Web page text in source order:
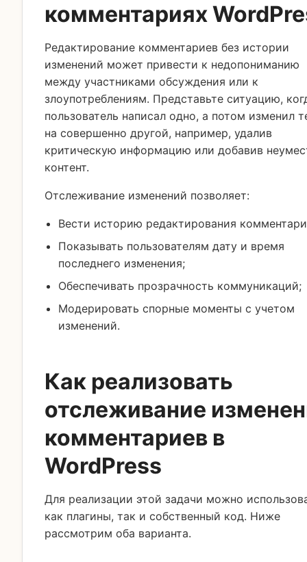
комментариях
Редактирование комментариев без истории
изменений может привести к недопониманию
между участниками обсуждения или к
злоупотреблениям. Представьте ситуацию,
пользователь написал одно, а потом изменил
на совершенно другой, например, удалив
критическую информацию или добавив
контент.
Отслеживание изменений позволяет:
Вести историю редактирования
Показывать пользователям дату и время
последнего изменения;
Обеспечивать прозрачность коммуникаций;
Модерировать спорные моменты с учетом
изменений.
Как реализовать
отслеживание
комментариев в
WordPress
Для реализации этой задачи можно
как плагины, так и собственный код. Ниже
рассмотрим оба варианта.